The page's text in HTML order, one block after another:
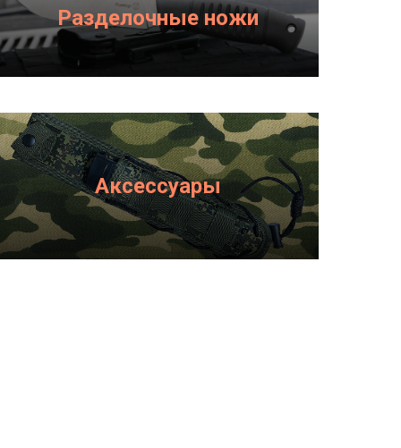
Разделочные ножи
Аксессуары